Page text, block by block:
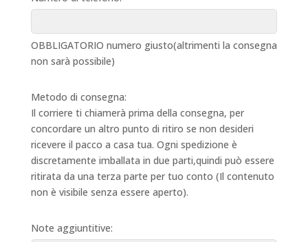
OBBLIGATORIO numero giusto(altrimenti la consegna
non sarà possibile)
Metodo di consegna:
Il corriere ti chiamerà prima della consegna, per
concordare un altro punto di ritiro se non desideri
ricevere il pacco a casa tua. Ogni spedizione è
discretamente imballata in due parti,quindi può essere
ritirata da una terza parte per tuo conto (Il contenuto
non è visibile senza essere aperto).
Note aggiuntitive: